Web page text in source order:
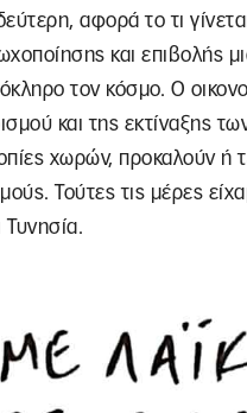
αφορά το τι
και επιβολής
τον κόσμο. Ο
και της εκτίναξης
χωρών, προκαλούν ή
Τούτες τις μέρες
Τυνησία.